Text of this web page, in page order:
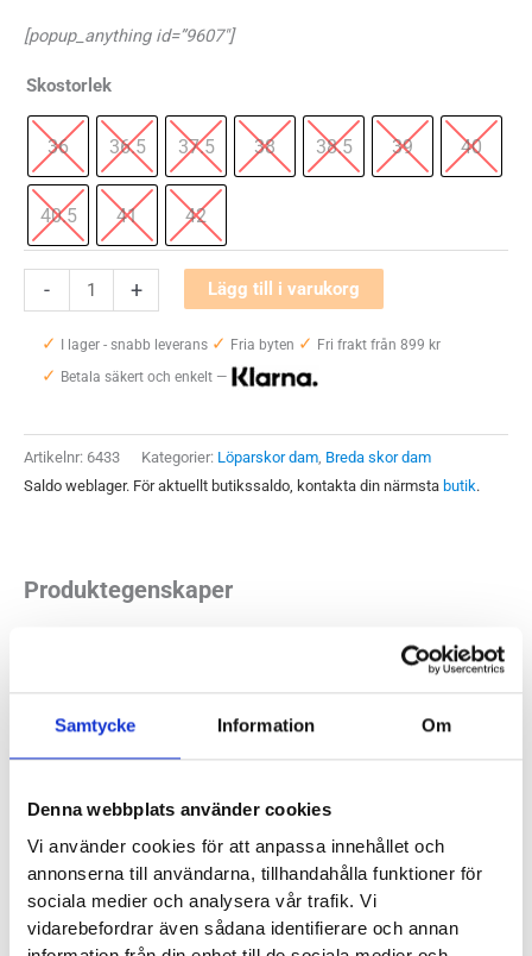
Samtycke Information Om
Denna webbplats använder cookies
Vi använder cookies för att anpassa innehållet och
annonserna till användarna, tillhandahålla funktioner för
sociala medier och analysera vår trafik. Vi
vidarebefordrar även sådana identifierare och annan
[popup_anything id=”9607″]
Skostorlek
36 36.5 37.5 38 38.5 39 40
40.5 41 42
-
Ghost
Wide
+ Lägg till i varukorg
✓ I lager - snabb leverans ✓ Fria byten ✓ Fri frakt från 899 kr
✓ Betala säkert och enkelt —
Artikelnr: 6433 Kategorier: Löparskor dam Breda skor dam
Saldo weblager. För aktuellt butikssaldo, kontakta din närmsta butik.
Produktegenskaper
Brooks Ghost 15 Wide har en bekväm mix av stadga och
flexibilitet. Det är en mjukt stötdämpande neutral modell, där
mellansulan har uppdaterats och fått ett något lättare
material i årets version. I övrigt kommer många känna igen
löparsko med fin kombination av stabilitet, dämpning och
komfort. En sko som med sin bekväma ovandel passar
Läst:Bred